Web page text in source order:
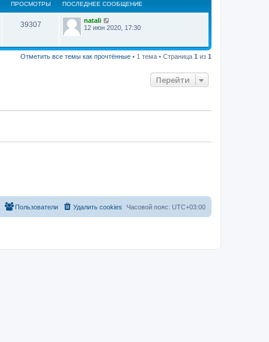
ПРОСМОТРЫ ПОСЛЕДНЕЕ СООБЩЕНИЕ
39307
natali
12 июн 2020, 17:30
Отметить все темы как прочтённые • 1 тема • Страница 1 из 1
Перейти
Часовой пояс: UTC+03:00
Удалить cookies
Пользователи